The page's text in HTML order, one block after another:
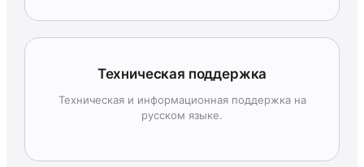
Техническая поддержка
Техническая и информационная поддержка на
русском языке.